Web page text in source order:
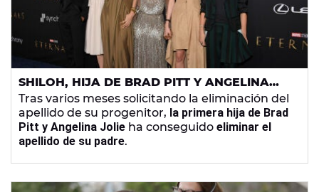
SHILOH, HIJA DE BRAD PITT Y ANGELINA
JOLIE, CONSIGUE ELIMINAR EL APELLIDO DE
SU PADRE LEGALMENTE
Tras varios meses solicitando la eliminación del
apellido de su progenitor, la primera hija de Brad
Pitt y Angelina Jolie ha conseguido eliminar el
apellido de su padre.